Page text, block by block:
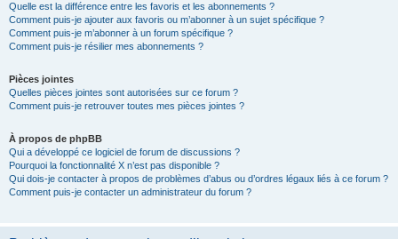
Quelle est la différence entre les favoris et les abonnements ?
Comment puis-je ajouter aux favoris ou m’abonner à un sujet spécifique ?
Comment puis-je m’abonner à un forum spécifique ?
Comment puis-je résilier mes abonnements ?
Pièces jointes
Quelles pièces jointes sont autorisées sur ce forum ?
Comment puis-je retrouver toutes mes pièces jointes ?
À propos de phpBB
Qui a développé ce logiciel de forum de discussions ?
Pourquoi la fonctionnalité X n’est pas disponible ?
Qui dois-je contacter à propos de problèmes d’abus ou d’ordres légaux liés à ce forum ?
Comment puis-je contacter un administrateur du forum ?